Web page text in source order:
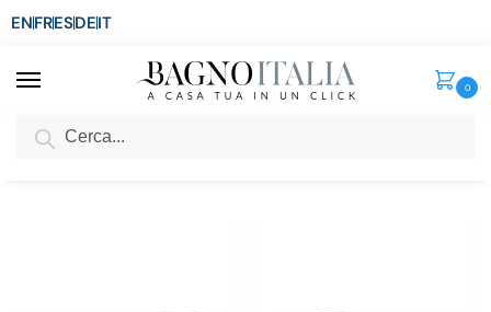
ENFRESDEIT
0
SCONTO del 3%